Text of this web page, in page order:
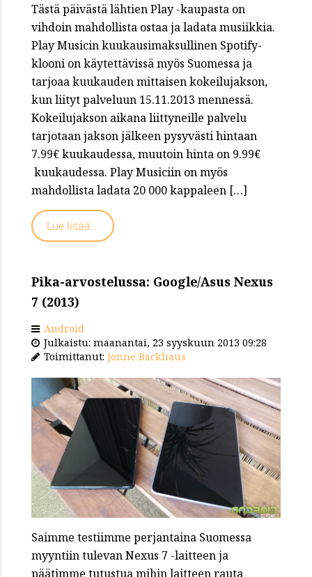
Tästä päivästä lähtien Play -kaupasta on
vihdoin mahdollista ostaa ja ladata musiikkia.
Play Musicin kuukausimaksullinen Spotify-
klooni on käytettävissä myös Suomessa ja
tarjoaa kuukauden mittaisen kokeilujakson,
kun liityt palveluun 15.11.2013 mennessä.
Kokeilujakson aikana liittyneille palvelu
tarjotaan jakson jälkeen pysyvästi hintaan
7.99€ kuukaudessa, muutoin hinta on 9.99€
kuukaudessa. Play Musiciin on myös
mahdollista ladata 20 000 kappaleen […]
Lue lisää...
Pika-arvostelussa: Google/Asus Nexus
7 (2013)
Android
Julkaistu: maanantai, 23 syyskuun 2013 09:28
Toimittanut: Jonne Backhaus
Saimme testiimme perjantaina Suomessa
myyntiin tulevan Nexus 7 -laitteen ja
päätimme tutustua mihin laitteen rauta